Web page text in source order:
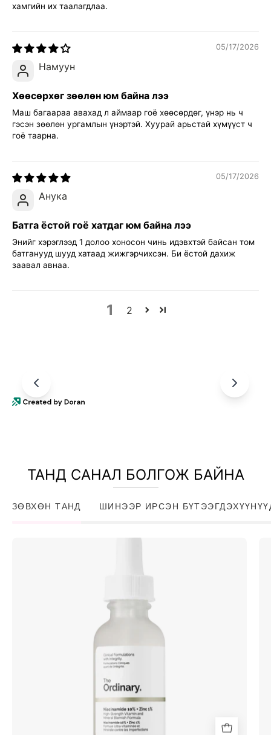
хамгийн их таалагдлаа.
05/17/2026
Намуун
Хөөсөрхөг зөөлөн юм байна лээ
Маш багаараа авахад л аймаар гоё хөөсөрдөг, үнэр нь ч
гэсэн зөөлөн ургамлын үнэртэй. Хуурай арьстай хүмүүст ч
гоё таарна.
05/17/2026
Анука
Батга ёстой гоё хатдаг юм байна лээ
Энийг хэрэглээд 1 долоо хоносон чинь идэвхтэй байсан том
батганууд шууд хатаад жижгэрчихсэн. Би ёстой дахиж
заавал авнаа.
1 2
ТАНД САНАЛ БОЛГОЖ БАЙНА
ЗӨВХӨН ТАНД ШИНЭЭР ИРСЭН